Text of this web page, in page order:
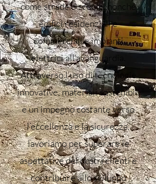
come strade e scuole, nonché
edifici residenziali e
commerciali e impianti
elettrici all’avanguardia.
Attraverso l’uso di tecnologie
innovative, materiali sostenibili
e un impegno costante verso
l’eccellenza e la sicurezza,
lavoriamo per superare le
aspettative dei nostri clienti e
contribuire allo sviluppo